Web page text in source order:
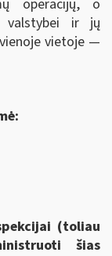
operacijų, o
valstybei ir jų
vietoje —
(toliau
šias